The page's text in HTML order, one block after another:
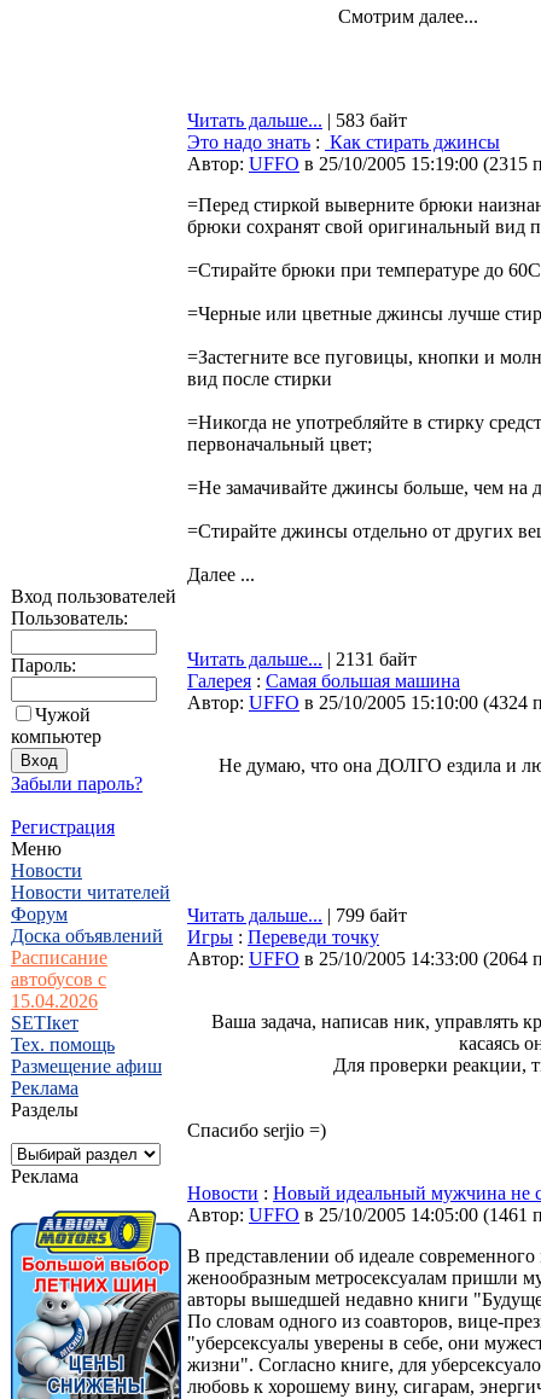
Вход пользователей
Пользователь:
Пароль:
Чужой
компьютер
Забыли пароль?
Регистрация
Меню
Новости
Новости читателей
Форум
Доска объявлений
Расписание
автобусов с
15.04.2026
SETIкет
Тех. помощь
Размещение афиш
Реклама
Разделы
Реклама
Смотрим далее...
Читать дальше... | 583 байт
Это надо знать : Как стирать джинсы
Автор: UFFO в 25/10/2005 15:19:00 (2315
=Перед стиркой выверните брюки
брюки сохранят свой оригинальный вид
=Стирайте брюки при температуре до
=Черные или цветные джинсы лучше
=Застегните все пуговицы, кнопки и
вид после стирки
=Никогда не употребляйте в стирку
первоначальный цвет;
=Не замачивайте джинсы больше, чем на
=Стирайте джинсы отдельно от других
Далее ...
Читать дальше... | 2131 байт
Галерея : Самая большая машина
Автор: UFFO в 25/10/2005 15:10:00 (4324
Не думаю, что она ДОЛГО ездила и
Читать дальше... | 799 байт
Игры : Переведи точку
Автор: UFFO в 25/10/2005 14:33:00 (2064
Ваша задача, написав ник, управлять
касаясь
Для проверки реакции,
Спасибо serjio =)
Новости : Новый идеальный мужчина не
Автор: UFFO в 25/10/2005 14:05:00 (1461
В представлении об идеале
женообразным метросексуалам пришли
авторы вышедшей недавно книги
По словам одного из соавторов, вице-
"уберсексуалы уверены в себе, они
жизни". Согласно книге, для
любовь к хорошему вину, сигарам,